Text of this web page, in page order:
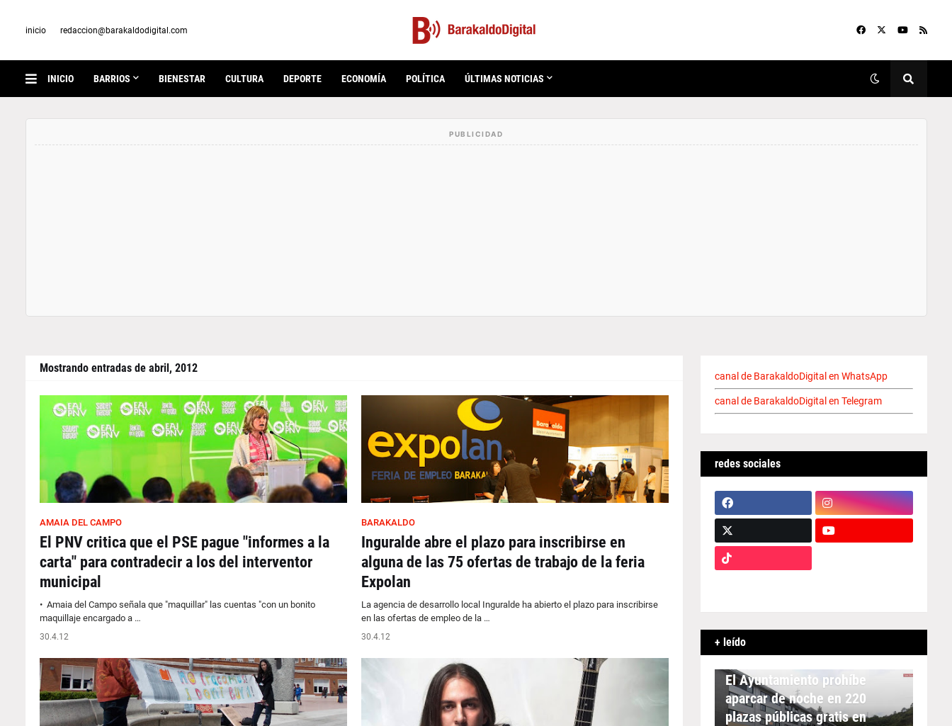
inicio redaccion@barakaldodigital.com
INICIO BARRIOS BIENESTAR CULTURA DEPORTE ECONOMÍA POLÍTICA ÚLTIMAS NOTICIAS
Mostrando entradas de abril, 2012
AMAIA DEL CAMPO
El PNV critica que el PSE pague "informes a la
carta" para contradecir a los del interventor
municipal
• Amaia del Campo señala que "maquillar" las cuentas "con un bonito
maquillaje encargado a …
30.4.12
BARAKALDO
Inguralde abre el plazo para inscribirse en
alguna de las 75 ofertas de trabajo de la feria
Expolan
La agencia de desarrollo local Inguralde ha abierto el plazo para inscribirse
en las ofertas de empleo de la …
30.4.12
canal de BarakaldoDigital en WhatsApp
canal de BarakaldoDigital en Telegram
redes sociales
+ leído
APARCAMIENTO
El Ayuntamiento prohíbe
aparcar de noche en 220
plazas públicas gratis en